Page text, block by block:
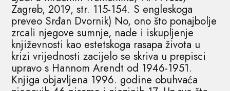
Zagreb, 2019, str. 115-154. S engleskoga
preveo Srđan Dvornik) No, ono što ponajbolje
zrcali njegove sumnje, nade i iskupljenje
književnosti kao estetskoga rasapa života u
krizi vrijednosti zacijelo se skriva u prepisci
upravo s Hannom Arendt od 1946-1951.
Knjiga objavljena 1996. godine obuhvaća